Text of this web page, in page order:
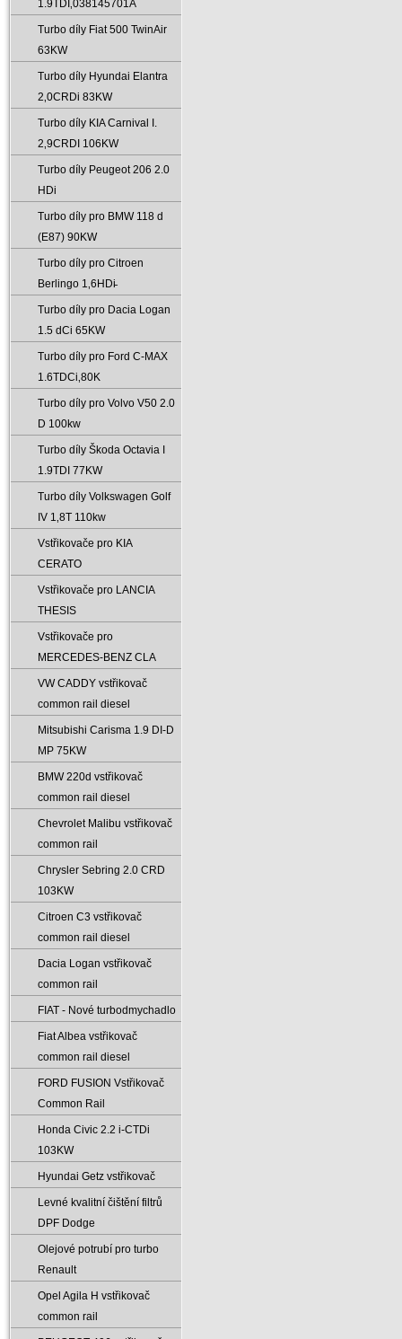
1.9TDI‚038145701A
Turbo díly Fiat 500 TwinAir
63KW
Turbo díly Hyundai Elantra
2‚0CRDi 83KW
Turbo díly KIA Carnival I.
2‚9CRDI 106KW
Turbo díly Peugeot 206 2.0
HDi
Turbo díly pro BMW 118 d
(E87) 90KW
Turbo díly pro Citroen
Berlingo 1‚6HDi̵
Turbo díly pro Dacia Logan
1.5 dCi 65KW
Turbo díly pro Ford C-MAX
1.6TDCi‚80K
Turbo díly pro Volvo V50 2.0
D 100kw
Turbo díly Škoda Octavia I
1.9TDI 77KW
Turbo díly Volkswagen Golf
IV 1‚8T 110kw
Vstřikovače pro KIA
CERATO
Vstřikovače pro LANCIA
THESIS
Vstřikovače pro
MERCEDES-BENZ CLA
VW CADDY vstřikovač
common rail diesel
Mitsubishi Carisma 1.9 DI-D
MP 75KW
BMW 220d vstřikovač
common rail diesel
Chevrolet Malibu vstřikovač
common rail
Chrysler Sebring 2.0 CRD
103KW
Citroen C3 vstřikovač
common rail diesel
Dacia Logan vstřikovač
common rail
FIAT - Nové turbodmychadlo
Fiat Albea vstřikovač
common rail diesel
FORD FUSION Vstřikovač
Common Rail
Honda Civic 2.2 i-CTDi
103KW
Hyundai Getz vstřikovač
Levné kvalitní čištění filtrů
DPF Dodge
Olejové potrubí pro turbo
Renault
Opel Agila H vstřikovač
common rail